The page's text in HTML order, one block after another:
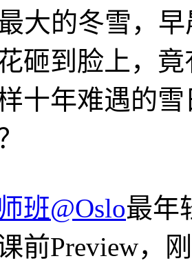
大的冬雪，
砸到脸上，
十年难遇的
班@Oslo最
前Preview，